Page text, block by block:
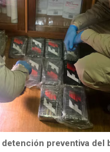
detención preventiva del